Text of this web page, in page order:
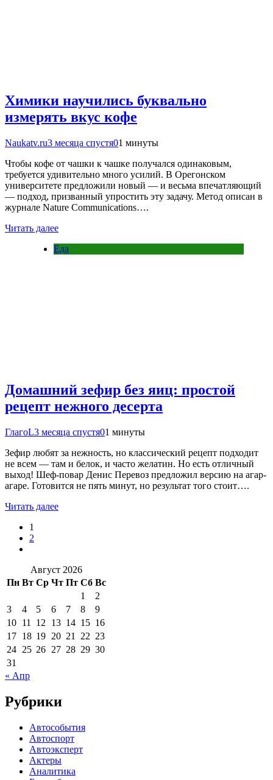
Химики научились буквально
измерять вкус кофе
Naukatv.ru3 месяца спустя01 минуты
Чтобы кофе от чашки к чашке получался одинаковым,
требуется удивительно много усилий. В Орегонском
университете предложили новый — и весьма впечатляющий
— подход, призванный упростить эту задачу. Метод описан в
журнале Nature Communications….
Читать далее
Еда
Домашний зефир без яиц: простой
рецепт нежного десерта
ГлагоL3 месяца спустя01 минуты
Зефир любят за нежность, но классический рецепт подходит
не всем — там и белок, и часто желатин. Но есть отличный
выход! Шеф-повар Денис Перевоз предложил версию на агар-
агаре. Готовится не пять минут, но результат того стоит….
Читать далее
1
2
Август 2026
Пн Вт Ср Чт Пт Сб Вс
1
2
3
4 5 6 7 8
9
10 11 12 13 14 15 16
17 18 19 20 21 22 23
24 25 26 27 28 29 30
31
« Апр
Рубрики
Автособытия
Автоспорт
Автоэксперт
Актеры
Аналитика